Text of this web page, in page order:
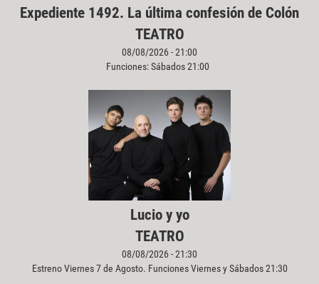
Expediente 1492. La última confesión de Colón
TEATRO
08/08/2026 - 21:00
Funciones: Sábados 21:00
Lucio y yo
TEATRO
08/08/2026 - 21:30
Estreno Viernes 7 de Agosto. Funciones Viernes y Sábados 21:30